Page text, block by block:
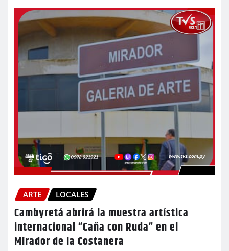
ARTE LOCALES
Cambyretá abrirá la muestra artística
internacional “Caña con Ruda” en el
Mirador de la Costanera